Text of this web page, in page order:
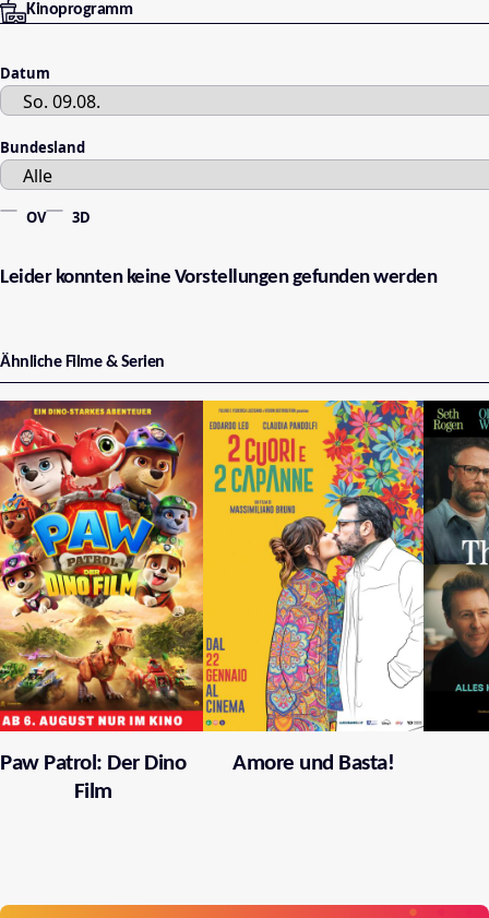
Kinoprogramm
Datum
Bundesland
OV 3D
Leider konnten keine Vorstellungen gefunden werden
Ähnliche Filme & Serien
Paw Patrol: Der Dino
Film
Amore und Basta!